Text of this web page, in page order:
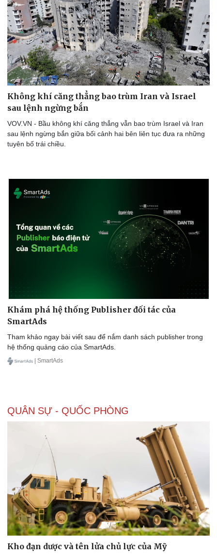
Doanh nghiệp
Thông tin doanh nghiệp
Doanh nghiệp 24h
Doanh nhân
Công nghệ
Sành điệu
Tin Công nghệ
Trải nghiệm
Không khí căng thẳng bao trùm Iran và Israel
sau lệnh ngừng bắn
VOV.VN - Bầu không khí căng thẳng vẫn bao trùm Israel và Iran
sau lệnh ngừng bắn giữa bối cảnh hai bên liên tục đưa ra những
tuyên bố trái chiều.
Khám phá hệ thống Publisher đối tác của
SmartAds
Tham khảo ngay bài viết sau để nắm danh sách publisher trong
hệ thống quảng cáo của SmartAds.
| SmartAds
QUÂN SỰ - QUỐC PHÒNG
Kho đạn dược và tên lửa chủ lực của Mỹ